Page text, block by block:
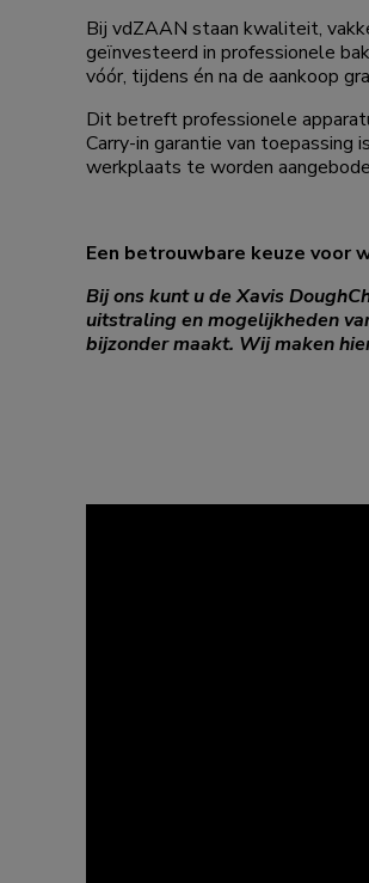
Bij vdZAAN staan kwaliteit,
geïnvesteerd in professionele
vóór, tijdens én na de aankoop
Dit betreft professionele
Carry-in garantie van toepassing
werkplaats te worden
Een betrouwbare keuze voor
Bij ons kunt u de Xavis
uitstraling en mogelijkheden
bijzonder maakt. Wij maken